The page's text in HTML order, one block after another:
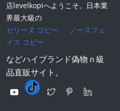
店levelkopiへようこそ。日本業
界最大級の
セリーヌ コピー 、
ノースフェ
イス コピー
などハイブランド偽物ｎ級
品直販サイト。